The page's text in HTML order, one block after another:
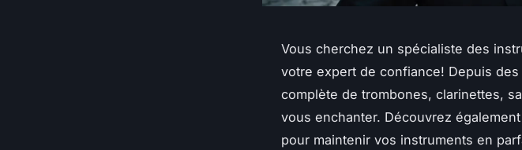
Vous cherchez un spécialiste des
votre expert de confiance! Depuis
complète de trombones, clarinettes,
vous enchanter. Découvrez
pour maintenir vos instruments en